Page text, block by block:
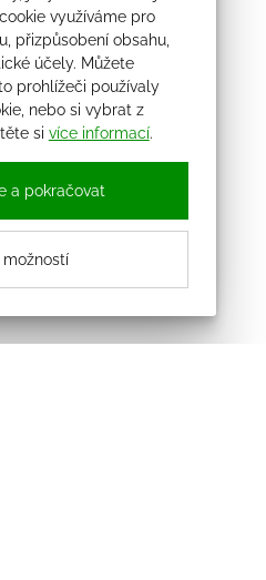
využíváme pro
přizpůsobení obsahu,
účely. Můžete
prohlížeči používaly
nebo si vybrat z
si více informací.
a pokračovat